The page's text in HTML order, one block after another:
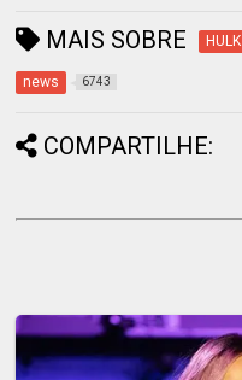
MAIS SOBRE HULK
news 6743
COMPARTILHE: